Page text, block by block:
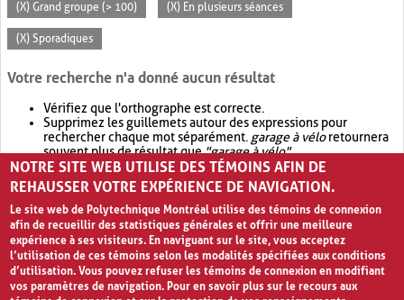
(X) Grand groupe (> 100) (X) En plusieurs séances
(X) Sporadiques
Votre recherche n'a donné aucun résultat
Vérifiez que l'orthographe est correcte.
Supprimez les guillemets autour des expressions pour
rechercher chaque mot séparément. garage à véloretournera
souvent plus de résultat que"garage à vélo".
Envisagez d'élargir votre recherche avec OR.garage OR vélo
retournera souvent plus de résultat quegarage à vélo
NOTRE SITE WEB UTILISE DES TÉMOINS AFIN DE
REHAUSSER VOTRE EXPÉRIENCE DE NAVIGATION.
Le site web de Polytechnique Montréal utilise des témoins de connexion
afin de recueillir des statistiques générales et offrir une meilleure
expérience à ses visiteurs. En naviguant sur le site, vous acceptez
l’utilisation de ces témoins selon les modalités spécifiées aux conditions
d’utilisation. Vous pouvez refuser les témoins de connexion en modifiant
vos paramètres de navigation. Pour en savoir plus sur le recours aux